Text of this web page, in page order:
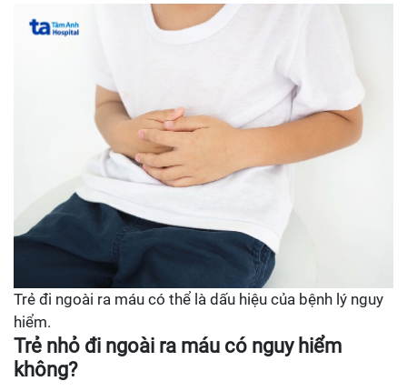
Trẻ đi ngoài ra máu có thể là dấu hiệu của bệnh lý nguy
hiểm.
Trẻ nhỏ đi ngoài ra máu có nguy hiểm
không?